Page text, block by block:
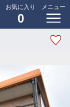
お気に入り
0
メニュー